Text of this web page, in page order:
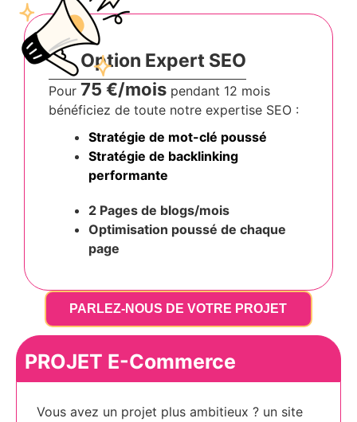
Option Expert SEO
Pour 75 €/mois pendant 12 mois
bénéficiez de toute notre expertise SEO :
Stratégie de mot-clé poussé
Stratégie de backlinking
performante
2 Pages de blogs/mois
Optimisation poussé de chaque
page
PARLEZ-NOUS DE VOTRE PROJET
PROJET E-Commerce
Vous avez un projet plus ambitieux ? un site